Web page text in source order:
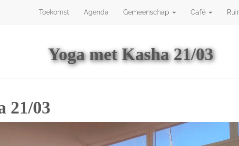
Toekomst Agenda Gemeenschap Café
Toekomst Agenda Gemeenschap Café
Yoga met Kasha 21/03
21/03